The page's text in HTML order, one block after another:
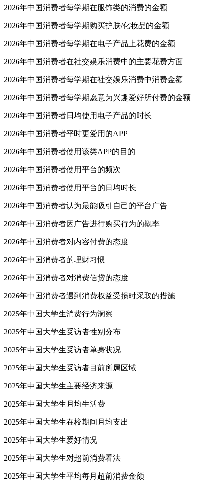
2026年中国消费者每学期在服饰类的消费的金额
2026年中国消费者每学期购买护肤/化妆品的金额
2026年中国消费者每学期在电子产品上花费的金额
2026年中国消费者在社交娱乐消费中的主要花费方面
2026年中国消费者每学期在社交娱乐消费中消费金额
2026年中国消费者每学期愿意为兴趣爱好所付费的金额
2026年中国消费者日均使用电子产品的时长
2026年中国消费者平时更爱用的APP
2026年中国消费者使用该类APP的目的
2026年中国消费者使用平台的频次
2026年中国消费者使用平台的日均时长
2026年中国消费者认为最能吸引自己的平台广告
2026年中国消费者因广告进行购买行为的概率
2026年中国消费者对内容付费的态度
2026年中国消费者的理财习惯
2026年中国消费者对消费信贷的态度
2026年中国消费者遇到消费权益受损时采取的措施
2025年中国大学生消费行为洞察
2025年中国大学生受访者性别分布
2025年中国大学生受访者单身状况
2025年中国大学生受访者目前所属区域
2025年中国大学生主要经济来源
2025年中国大学生月均生活费
2025年中国大学生在校期间月均支出
2025年中国大学生爱好情况
2025年中国大学生对超前消费看法
2025年中国大学生平均每月超前消费金额